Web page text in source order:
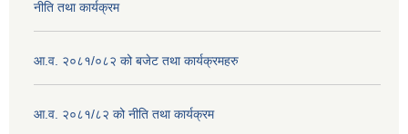
नीति तथा कार्यक्रम
आ.व. २०८१/०८२ को बजेट तथा कार्यक्रमहरु
आ.व. २०८१/८२ को नीति तथा कार्यक्रम